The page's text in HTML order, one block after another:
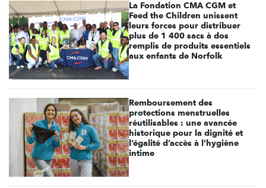
La Fondation CMA CGM et
Feed the Children unissent
leurs forces pour distribuer
plus de 1 400 sacs à dos
remplis de produits essentiels
aux enfants de Norfolk
Remboursement des
protections menstruelles
réutilisables : une avancée
historique pour la dignité et
l’égalité d’accès à l’hygiène
intime